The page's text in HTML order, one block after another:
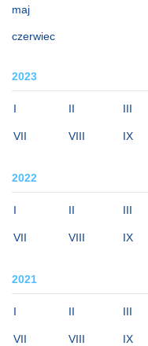
maj
czerwiec
2023
I II III
VII VIII IX
2022
I II III
VII VIII IX
2021
I II III
VII VIII IX